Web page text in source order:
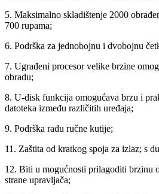
5. Maksimalno skladištenje 2000
700 rupama;
6. Podrška za jednobojnu i dvobojnu
7. Ugrađeni procesor velike brzine
obradu;
8. U-disk funkcija omogućava brzu i
datoteka između različitih uređaja;
9. Podrška radu ručne kutije;
11. Zaštita od kratkog spoja za izlaz; s
12. Biti u mogućnosti prilagoditi brzinu
strane upravljača;